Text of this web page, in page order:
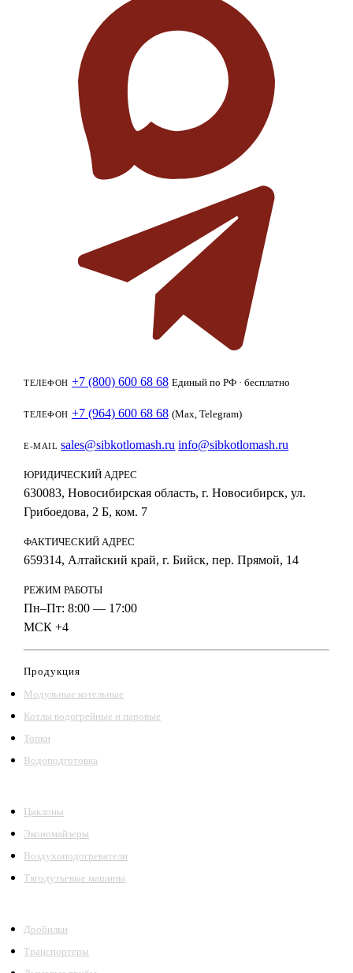
ТЕЛЕФОН +7 (800) 600 68 68 Единый по РФ · бесплатно
ТЕЛЕФОН +7 (964) 600 68 68 (Max, Telegram)
E-MAIL sales@sibkotlomash.ru info@sibkotlomash.ru
ЮРИДИЧЕСКИЙ АДРЕС
630083, Новосибирская область, г. Новосибирск, ул.
Грибоедова, 2 Б, ком. 7
ФАКТИЧЕСКИЙ АДРЕС
659314, Алтайский край, г. Бийск, пер. Прямой, 14
РЕЖИМ РАБОТЫ
Пн–Пт: 8:00 — 17:00
МСК +4
Продукция
Модульные котельные
Котлы водогрейные и паровые
Топки
Водоподготовка
Циклоны
Экономайзеры
Воздухоподогреватели
Тягодутьевые машины
Дробилки
Транспортеры